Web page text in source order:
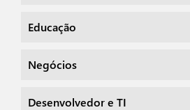
Educação
Negócios
Desenvolvedor e TI